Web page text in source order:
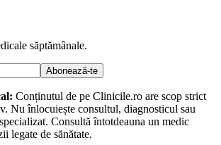
săptămânale.
Abonează-te
Conținutul de pe Clinicile.ro are scop strict
Nu înlocuiește consultul, diagnosticul sau
Consultă întotdeauna un medic
legate de sănătate.